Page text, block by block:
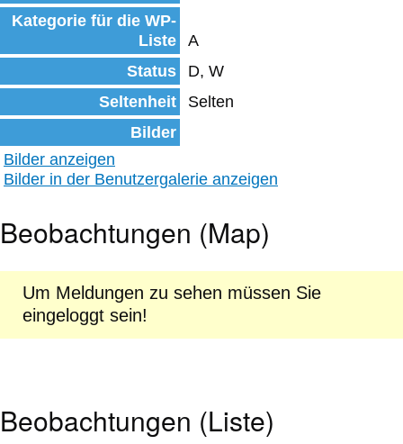
Kategorie für die WP-
Liste
A
Status
D, W
Seltenheit
Selten
Bilder
Bilder anzeigen
Bilder in der Benutzergalerie anzeigen
Beobachtungen (Map)
Um Meldungen zu sehen müssen Sie
eingeloggt sein!
Beobachtungen (Liste)